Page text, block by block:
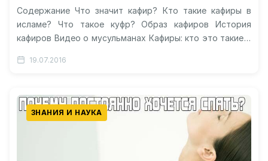
Содержание Что значит кафир? Кто такие кафиры в
исламе? Что такое куфр? Образ кафиров История
кафиров Видео о мусульманах Кафиры: кто это такие и
19.07.2016
ЗНАНИЯ И НАУКА